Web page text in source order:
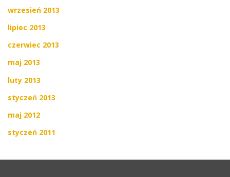
wrzesień 2013
lipiec 2013
czerwiec 2013
maj 2013
luty 2013
styczeń 2013
maj 2012
styczeń 2011